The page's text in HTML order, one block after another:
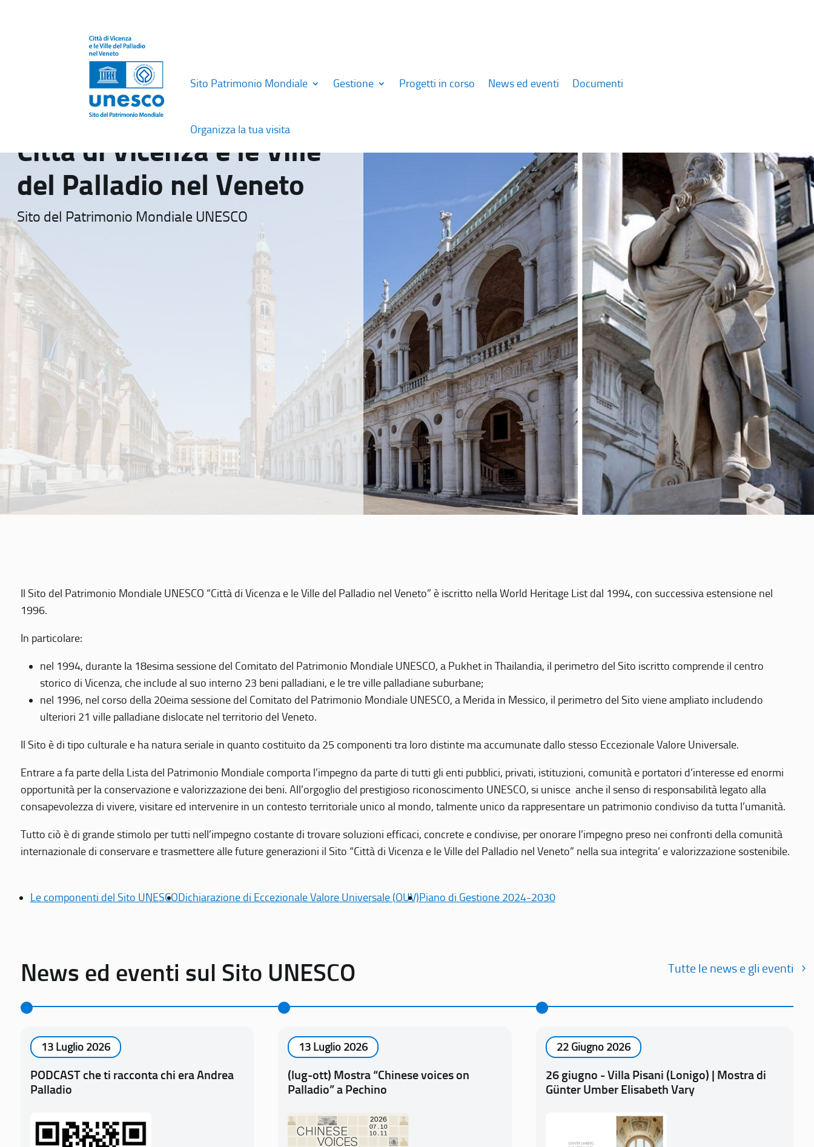
Sito Patrimonio Mondiale Gestione Progetti in corso News ed eventi Documenti
Organizza la tua visita
Città di Vicenza e le Ville
del Palladio nel Veneto
Sito del Patrimonio Mondiale UNESCO
Il Sito del Patrimonio Mondiale UNESCO “Città di Vicenza e le Ville del Palladio nel Veneto” è iscritto nella World Heritage List dal 1994, con successiva estensione nel
1996.
In particolare:
nel 1994, durante la 18esima sessione del Comitato del Patrimonio Mondiale UNESCO, a Pukhet in Thailandia, il perimetro del Sito iscritto comprende il centro
storico di Vicenza, che include al suo interno 23 beni palladiani, e le tre ville palladiane suburbane;
nel 1996, nel corso della 20eima sessione del Comitato del Patrimonio Mondiale UNESCO, a Merida in Messico, il perimetro del Sito viene ampliato includendo
ulteriori 21 ville palladiane dislocate nel territorio del Veneto.
Il Sito è di tipo culturale e ha natura seriale in quanto costituito da 25 componenti tra loro distinte ma accumunate dallo stesso Eccezionale Valore Universale.
Entrare a fa parte della Lista del Patrimonio Mondiale comporta l’impegno da parte di tutti gli enti pubblici, privati, istituzioni, comunità e portatori d’interesse ed enormi
opportunità per la conservazione e valorizzazione dei beni. All’orgoglio del prestigioso riconoscimento UNESCO, si unisce anche il senso di responsabilità legato alla
consapevolezza di vivere, visitare ed intervenire in un contesto territoriale unico al mondo, talmente unico da rappresentare un patrimonio condiviso da tutta l’umanità.
Tutto ciò è di grande stimolo per tutti nell’impegno costante di trovare soluzioni efficaci, concrete e condivise, per onorare l’impegno preso nei confronti della comunità
internazionale di conservare e trasmettere alle future generazioni il Sito “Città di Vicenza e le Ville del Palladio nel Veneto” nella sua integrita’ e valorizzazione sostenibile.
Le componenti del Sito UNESCODichiarazione di Eccezionale Valore Universale (OUV)Piano di Gestione 2024-2030
News ed eventi sul Sito UNESCO Tutte le news e gli eventi
13 Luglio 2026
PODCAST che ti racconta chi era Andrea
Palladio
13 Luglio 2026
(lug-ott) Mostra “Chinese voices on
Palladio” a Pechino
22 Giugno 2026
26 giugno - Villa Pisani (Lonigo) | Mostra di
Günter Umber Elisabeth Vary